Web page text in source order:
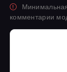
комментарии